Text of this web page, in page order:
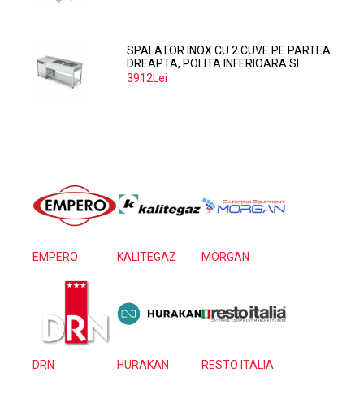
SPALATOR INOX CU 2 CUVE PE PARTEA
DREAPTA, POLITA INFERIOARA SI
SPATIU MASINA SPALAT 160*70*85
3912Lei
EMPERO KALITEGAZ MORGAN
DRN HURAKAN RESTO ITALIA